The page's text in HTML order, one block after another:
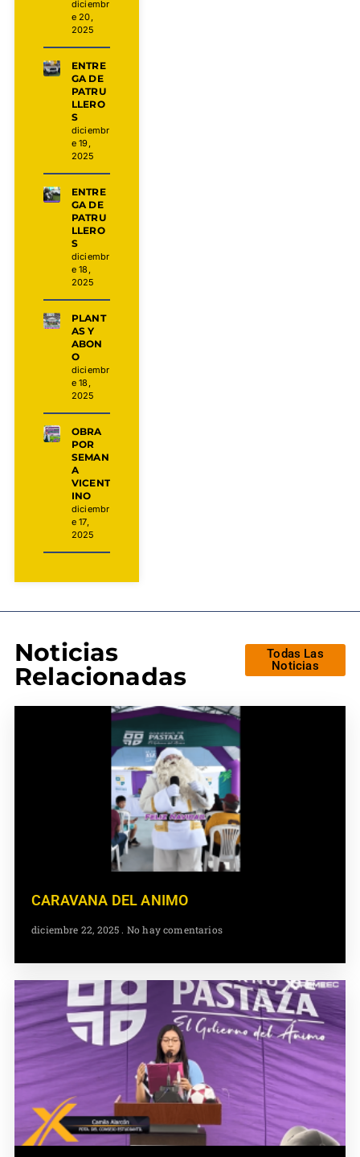
diciembr
e 20,
2025
ENTRE
GA DE
PATRU
LLERO
S
diciembr
e 19,
2025
ENTRE
GA DE
PATRU
LLERO
S
diciembr
e 18,
2025
PLANT
AS Y
ABON
O
diciembr
e 18,
2025
OBRA
POR
SEMAN
A
VICENT
INO
diciembr
e 17,
2025
Noticias
Relacionadas
Todas Las
Noticias
CARAVANA DEL ANIMO
diciembre 22, 2025 No hay comentarios